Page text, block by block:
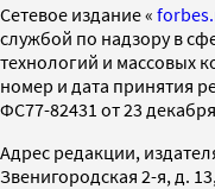
Cетевое издание «
службой по надзору в
технологий и массовых
номер и дата принятия
ФС77-82431 от 23 декабря
Адрес редакции,
Звенигородская 2-я, д.